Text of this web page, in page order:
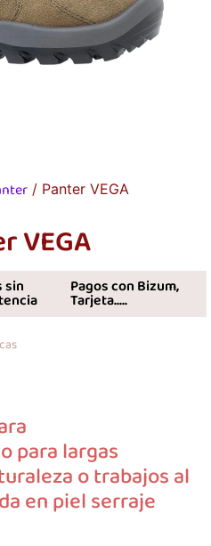
/ Panter VEGA
VEGA
sin Pagos con Bizum,
Tarjeta.....
para largas
o trabajos al
en piel serraje